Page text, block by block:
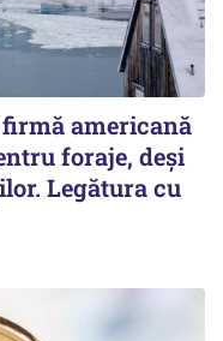
americană
foraje, deși
Legătura cu